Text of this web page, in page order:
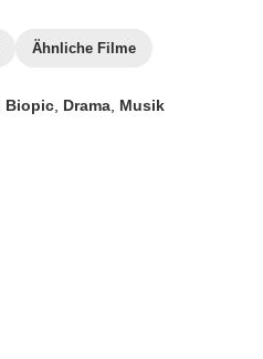
Ähnliche Filme
Biopic Drama Musik